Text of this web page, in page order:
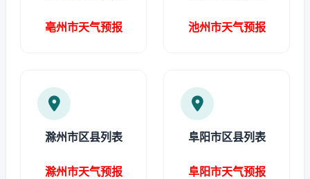
亳州市天气预报 池州市天气预报
滁州市区县列表
滁州市天气预报
阜阳市区县列表
阜阳市天气预报